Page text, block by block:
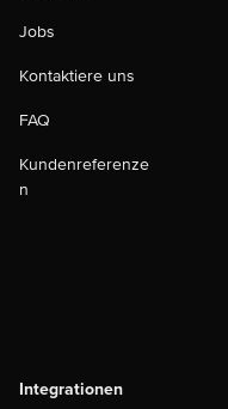
Jobs
Kontaktiere uns
FAQ
Kundenreferenze
n
Integrationen